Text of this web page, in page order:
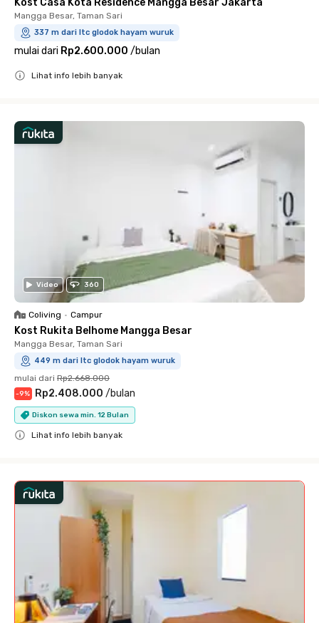
Kost Casa Kota Residence Mangga Besar Jakarta
Mangga Besar, Taman Sari
337 m dari ltc glodok hayam wuruk
mulai dari Rp2.600.000 /bulan
Lihat info lebih banyak
Video 360
Coliving • Campur
Kost Rukita Belhome Mangga Besar
Mangga Besar, Taman Sari
449 m dari ltc glodok hayam wuruk
mulai dari Rp2.668.000
-9% Rp2.408.000 /bulan
Diskon sewa min. 12 Bulan
Lihat info lebih banyak